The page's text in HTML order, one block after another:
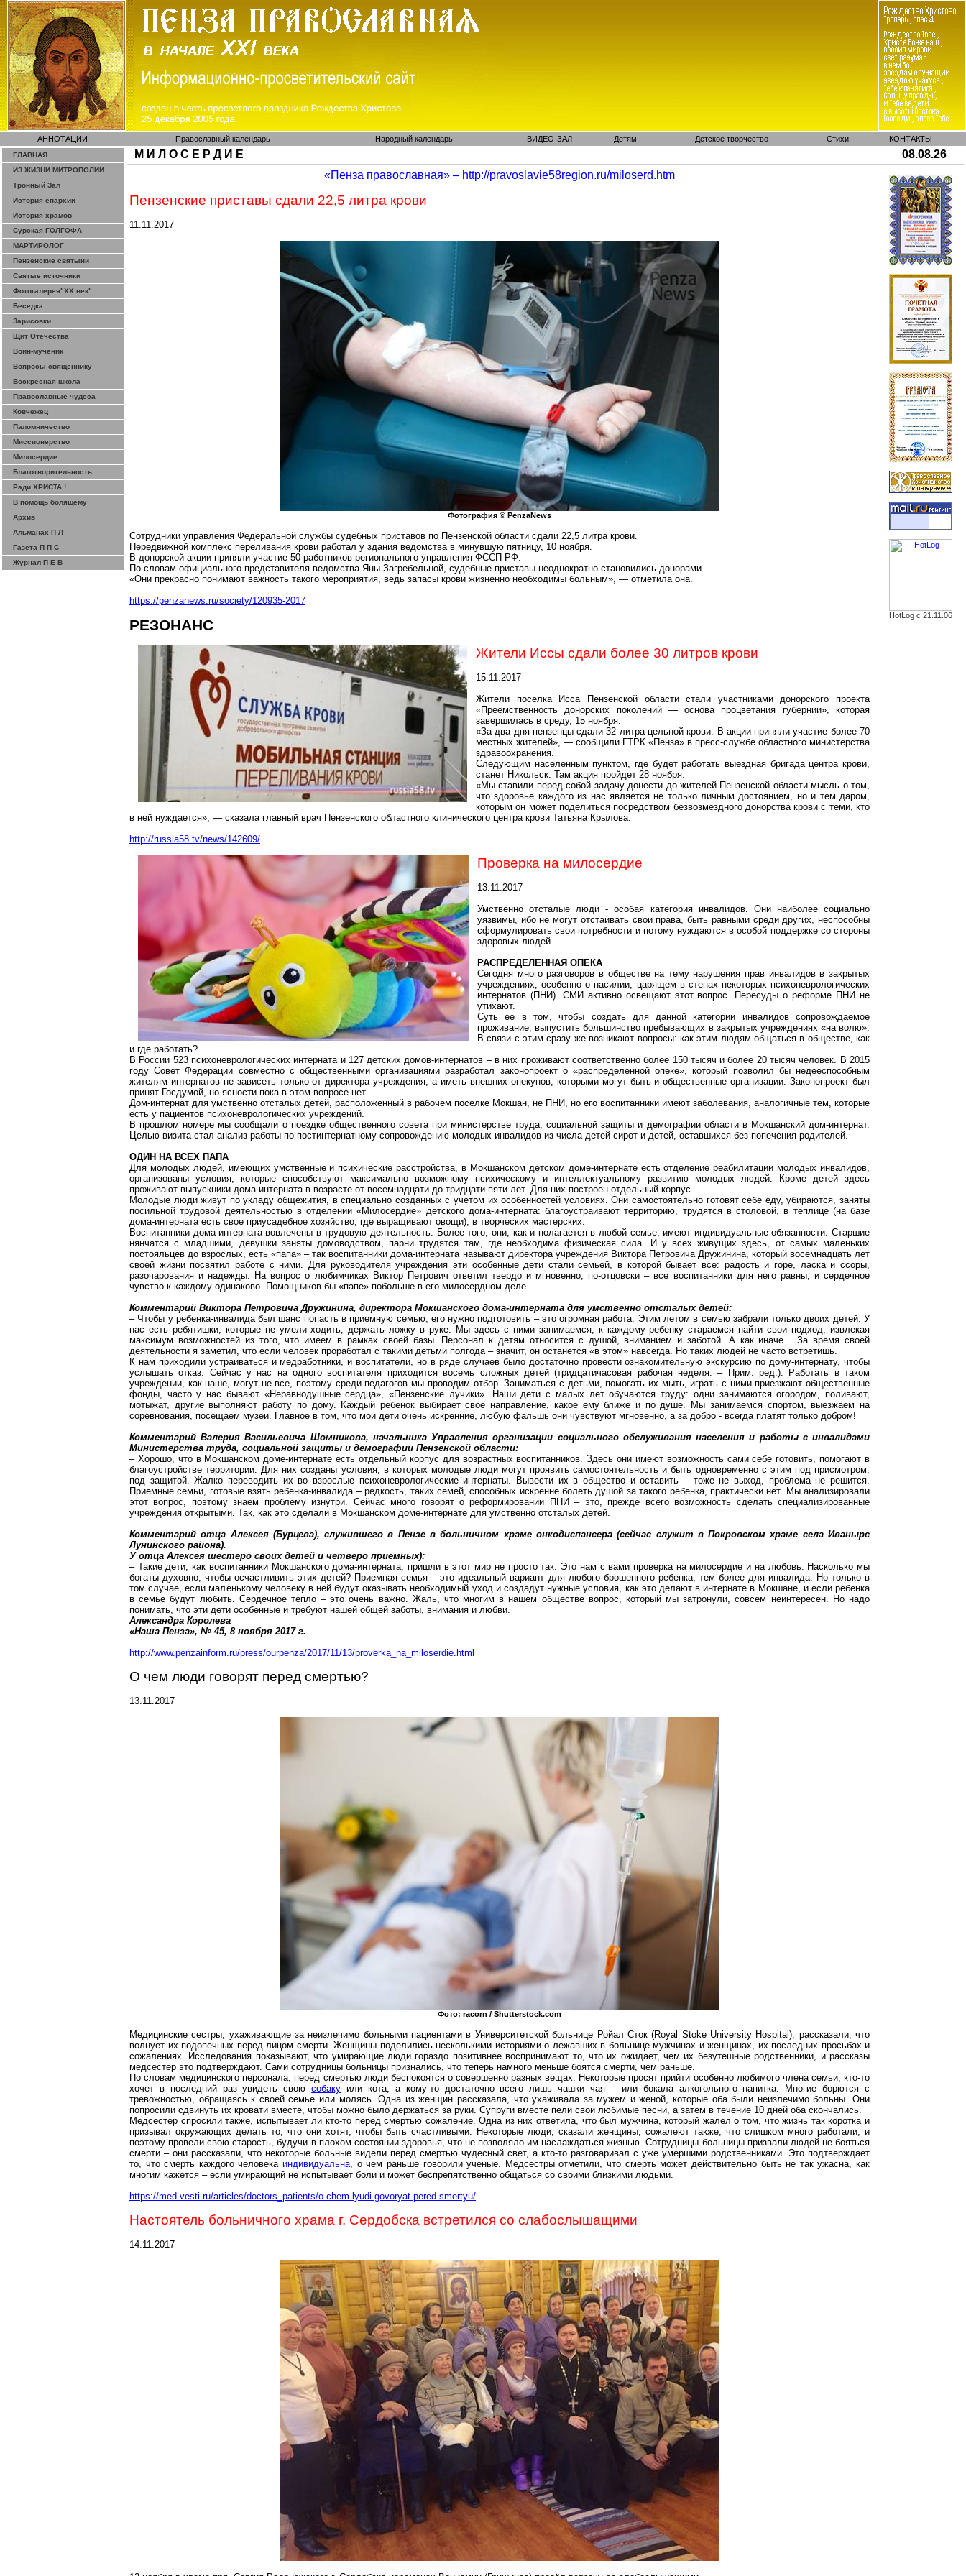
АННОТАЦИИ Православный календарь Народный календарь ВИДЕО-ЗАЛ Детям Детское творчество Стихи КОНТАКТЫ
ГЛАВНАЯ
ИЗ ЖИЗНИ МИТРОПОЛИИ
Тронный Зал
История епархии
История храмов
Сурская ГОЛГОФА
МАРТИРОЛОГ
Пензенские святыни
Святые источники
Фотогалерея"ХХ век"
Беседка
Зарисовки
Щит Отечества
Воин-мученик
Вопросы священнику
Воскресная школа
Православные чудеса
Ковчежец
Паломничество
Миссионерство
Милосердие
Благотворительность
Ради ХРИСТА !
В помощь болящему
Архив
Альманах П Л
Газета П П С
Журнал П Е В
М И Л О С Е Р Д И Е
08.08.26
«Пенза православная» – http://pravoslavie58region.ru/miloserd.htm
Пензенские приставы сдали 22,5 литра крови
11.11.2017
Фотография © PenzaNews
Сотрудники управления Федеральной службы судебных приставов по Пензенской области сдали 22,5 литра крови.
Передвижной комплекс переливания крови работал у здания ведомства в минувшую пятницу, 10 ноября.
В донорской акции приняли участие 50 работников регионального управления ФССП РФ.
По словам официального представителя ведомства Яны Загребельной, судебные приставы неоднократно становились донорами.
«Они прекрасно понимают важность такого мероприятия, ведь запасы крови жизненно необходимы больным», ― отметила она.
https://penzanews.ru/society/120935-2017
РЕЗОНАНС
Жители Иссы сдали более 30 литров крови
15.11.2017
Жители поселка
ИссаПензенской области стали участниками донорского проекта
«Преемственность донорских поколений — основа процветания губернии», которая
завершилась в среду, 15 ноября.
«За два дня пензенцы сдали 32 литра цельной крови. В акции приняли участие более 70
местных жителей», — сообщили ГТРК «Пенза» в пресс-службе областного министерства
здравоохранения.
Следующим населенным пунктом, где будет работать выездная бригада центра крови,
станет Никольск. Там акция пройдет 28 ноября.
«Мы ставили перед собой задачу донести до жителей Пензенской области мысль о том,
что здоровье каждого из нас является не только личным достоянием, но и тем даром,
которым он может поделиться посредством безвозмездного донорства крови с теми, кто
в ней нуждается», — сказала главный врач Пензенского областного клинического центра крови Татьяна Крылова.
http://russia58.tv/news/142609/
Проверка на милосердие
13.11.2017
Умственно отсталые люди - особая категория инвалидов. Они наиболее социально
уязвимы, ибо не могут отстаивать свои права, быть равными среди других, неспособны
сформулировать свои потребности и потому нуждаются в особой поддержке со стороны
здоровых людей.
РАСПРЕДЕЛЕННАЯ ОПЕКА
Сегодня много разговоров в обществе на тему нарушения прав инвалидов в закрытых
учреждениях, особенно о насилии, царящем в стенах некоторых психоневрологических
интернатов (ПНИ). СМИ активно освещают этот вопрос. Пересуды о реформе ПНИ не
утихают.
Суть ее в том, чтобы создать для данной категории инвалидов сопровождаемое
проживание, выпустить большинство пребывающих в закрытых учреждениях «на волю».
В связи с этим сразу же возникают вопросы: как этим людям общаться в обществе, как
и где работать?
В России 523 психоневрологических интерната и 127 детских домов-интернатов – в них проживают соответственно более 150 тысяч и более 20 тысяч человек. В 2015
году Совет Федерации совместно с общественными организациями разработал законопроект о «распределенной опеке», который позволил бы недееспособным
жителям интернатов не зависеть только от директора учреждения, а иметь внешних опекунов, которыми могут быть и общественные организации. Законопроект был
принят Госдумой, но ясности пока в этом вопросе нет.
Дом-интернат для умственно отсталых детей, расположенный в рабочем поселке Мокшан, не ПНИ, но его воспитанники имеют заболевания, аналогичные тем, которые
есть у пациентов психоневрологических учреждений.
В прошлом номере мы сообщали о поездке общественного совета при министерстве труда, социальной защиты и демографии области в Мокшанскийдом-интернат.
Целью визита стал анализ работы по постинтернатному сопровождению молодых инвалидов из числа детей-сирот и детей, оставшихся без попечения родителей.
ОДИН НА ВСЕХ ПАПА
Для молодых людей, имеющих умственные и психические расстройства, в Мокшанском детском доме-интернате есть отделение реабилитации молодых инвалидов,
организованы условия, которые способствуют максимально возможному психическому и интеллектуальному развитию молодых людей. Кроме детей здесь
проживают выпускники дома-интерната в возрасте от восемнадцати до тридцати пяти лет. Для них построен отдельный корпус.
Молодые люди живут по укладу общежития, в специально созданных с учетом их особенностей условиях. Они самостоятельно готовят себе еду, убираются, заняты
посильной трудовой деятельностью в отделении «Милосердие» детского дома-интерната: благоустраивают территорию, трудятся в столовой, в теплице (на базе
дома-интерната есть свое приусадебное хозяйство, где выращивают овощи), в творческих мастерских.
Воспитанники дома-интерната вовлечены в трудовую деятельность. Более того, они, как и полагается в любой семье, имеют индивидуальные обязанности. Старшие
нянчатся с младшими, девушки заняты домоводством, парни трудятся там, где необходима физическая сила. И у всех живущих здесь, от самых маленьких
постояльцев до взрослых, есть «папа» – так воспитанники дома-интерната называют директора учреждения Виктора Петровича Дружинина, который восемнадцать лет
своей жизни посвятил работе с ними. Для руководителя учреждения эти особенные дети стали семьей, в которой бывает все: радость и горе, ласка и ссоры,
разочарования и надежды. На вопрос о любимчиках Виктор Петрович ответил твердо и мгновенно, по-отцовски – все воспитанники для него равны, и сердечное
чувство к каждому одинаково. Помощников бы «папе» побольше в его милосердном деле.
Комментарий Виктора Петровича Дружинина, директора Мокшанского дома-интерната для умственно отсталых детей:
– Чтобы у ребенка-инвалида был шанс попасть в приемную семью, его нужно подготовить – это огромная работа. Этим летом в семью забрали только двоих детей. У
нас есть ребятишки, которые не умели ходить, держать ложку в руке. Мы здесь с ними занимаемся, к каждому ребенку стараемся найти свои подход, извлекая
максимум возможностей из того, что имеем в рамках своей базы. Персонал к детям относится с душой, вниманием и заботой. А как иначе... За время своей
деятельности я заметил, что если человек проработал с такими детьми полгода – значит, он останется «в этом» навсегда. Но таких людей не часто встретишь.
К нам приходили устраиваться и медработники, и воспитатели, но в ряде случаев было достаточно провести ознакомительную экскурсию по дому-интернату, чтобы
услышать отказ. Сейчас у нас на одного воспитателя приходится восемь сложных детей (тридцатичасовая рабочая неделя. – Прим. ред.). Работать в таком
учреждении, как наше, могут не все, поэтому среди педагогов мы проводим отбор. Заниматься с детьми, помогать их мыть, играть с ними приезжают общественные
фонды, часто у нас бывают «Неравнодушные сердца», «Пензенские лучики». Наши дети с малых лет обучаются труду: одни занимаются огородом, поливают,
мотыжат, другие выполняют работу по дому. Каждый ребенок выбирает свое направление, какое ему ближе и по душе. Мы занимаемся спортом, выезжаем на
соревнования, посещаем музеи. Главное в том, что мои дети очень искренние, любую фальшь они чувствуют мгновенно, а за добро - всегда платят только добром!
Комментарий Валерия Васильевича Шомникова, начальника Управления организации социального обслуживания населения и работы с инвалидами
Министерства труда, социальной защиты и демографии Пензенской области:
– Хорошо, что в Мокшанском доме-интернате есть отдельный корпус для возрастных воспитанников. Здесь они имеют возможность сами себе готовить, помогают в
благоустройстве территории. Для них созданы условия, в которых молодые люди могут проявить самостоятельность и быть одновременно с этим под присмотром,
под защитой. Жалко переводить их во взрослые психоневрологические интернаты. Вывести их в общество и оставить – тоже не выход, проблема не решится.
Приемные семьи, готовые взять ребенка-инвалида – редкость, таких семей, способных искренне болеть душой за такого ребенка, практически нет. Мы анализировали
этот вопрос, поэтому знаем проблему изнутри. Сейчас много говорят о реформировании ПНИ – это, прежде всего возможность сделать специализированные
учреждения открытыми. Так, как это сделали в Мокшанском доме-интернате для умственно отсталых детей.
Комментарий отца Алексея (Бурцева), служившего в Пензе в больничном храме онкодиспансера (сейчас служит в Покровском храме селаИванырс
Лунинского района).
У отца Алексея шестеро своих детей и четверо приемных):
– Такие дети, как воспитанники Мокшанскогодома-интерната, пришли в этот мир не просто так. Это нам с вами проверка на милосердие и на любовь. Насколько мы
богаты духовно, чтобы осчастливить этих детей? Приемная семья – это идеальный вариант для любого брошенного ребенка, тем более для инвалида. Но только в
том случае, если маленькому человеку в ней будут оказывать необходимый уход и создадут нужные условия, как это делают в интернате в Мокшане, и если ребенка
в семье будут любить. Сердечное тепло – это очень важно. Жаль, что многим в нашем обществе вопрос, который мы затронули, совсем неинтересен. Но надо
понимать, что эти дети особенные и требуют нашей общей заботы, внимания и любви.
Александра Королева
«Наша Пенза», № 45, 8 ноября2017 г.
http://www.penzainform.ru/press/ourpenza/2017/11/13/proverka_na_miloserdie.html
О чем люди говорят перед смертью?
13.11.2017
Фото: racorn / Shutterstock.com
Медицинские сестры, ухаживающие за неизлечимо больными пациентами в Университетской больнице Ройал Сток (Royal Stoke University Hospital), рассказали, что
волнует их подопечных перед лицом смерти. Женщины поделились несколькими историями о лежавших в больнице мужчинах и женщинах, их последних просьбах и
сожалениях. Исследования показывают, что умирающие люди гораздо позитивнее воспринимают то, что их ожидает, чем их безутешные родственники, и рассказы
медсестер это подтверждают. Сами сотрудницы больницы признались, что теперь намного меньше боятся смерти, чем раньше.
По словам медицинского персонала, перед смертью люди беспокоятся о совершенно разных вещах. Некоторые просят прийти особенно любимого члена семьи, кто-то
хочет в последний раз увидеть своюсобаку или кота, а кому-то достаточно всего лишь чашки чая – или бокала алкогольного напитка. Многие борются с
тревожностью, обращаясь к своей семье или молясь. Одна из женщин рассказала, что ухаживала за мужем и женой, которые оба были неизлечимо больны. Они
попросили сдвинуть их кровати вместе, чтобы можно было держаться за руки. Супруги вместе пели свои любимые песни, а затем в течение 10 дней оба скончались.
Медсестер спросили также, испытывает ли кто-то перед смертью сожаление. Одна из них ответила, что был мужчина, который жалел о том, что жизнь так коротка и
призывал окружающих делать то, что они хотят, чтобы быть счастливыми. Некоторые люди, сказали женщины, сожалеют также, что слишком много работали, и
поэтому провели свою старость, будучи в плохом состоянии здоровья, что не позволяло им наслаждаться жизнью. Сотрудницы больницы призвали людей не бояться
смерти – они рассказали, что некоторые больные видели перед смертью чудесный свет, а кто-то разговаривал с уже умершими родственниками. Это подтверждает
то, что смерть каждого человекаиндивидуальна, о чем раньше говорили ученые. Медсестры отметили, что смерть может действительно быть не так ужасна, как
многим кажется – если умирающий не испытывает боли и может беспрепятственно общаться со своими близкими людьми.
https://med.vesti.ru/articles/doctors_patients/o-chem-lyudi-govoryat-pered-smertyu/
Настоятель больничного храма г. Сердобска встретился со слабослышащими
14.11.2017
HotLog с 21.11.06